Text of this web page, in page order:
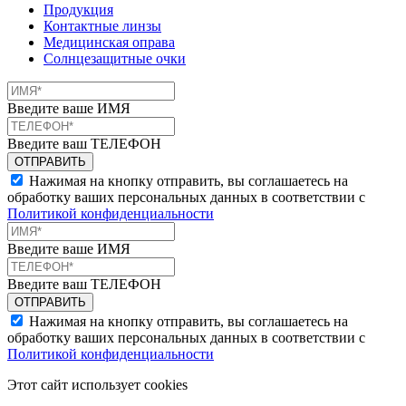
Продукция
Контактные линзы
Медицинская оправа
Солнцезащитные очки
Введите ваше ИМЯ
Введите ваш ТЕЛЕФОН
Нажимая на кнопку отправить, вы соглашаетесь на
обработку ваших персональных данных в соответствии с
Политикой конфиденциальности
Введите ваше ИМЯ
Введите ваш ТЕЛЕФОН
Нажимая на кнопку отправить, вы соглашаетесь на
обработку ваших персональных данных в соответствии с
Политикой конфиденциальности
Этот сайт использует cookies